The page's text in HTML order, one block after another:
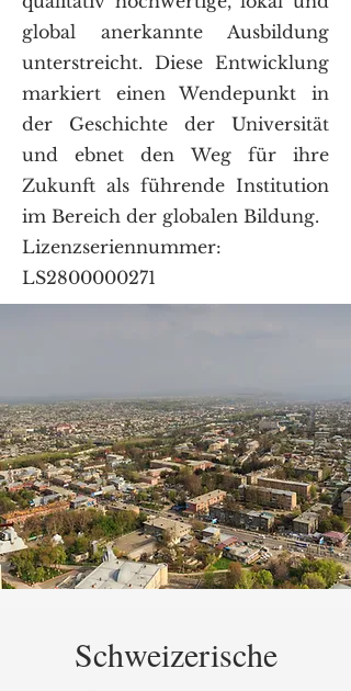
global anerkannte Ausbildung
unterstreicht. Diese Entwicklung
markiert einen Wendepunkt in
der Geschichte der Universität
und ebnet den Weg für ihre
Zukunft als führende Institution
im Bereich der globalen Bildung.
Lizenzseriennummer:
LS2800000271
Schweizerische